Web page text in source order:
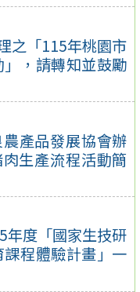
之「115年桃園市
，請轉知並鼓勵
產品發展協會辦
生產流程活動簡
年度「國家生技研
程體驗計畫」一